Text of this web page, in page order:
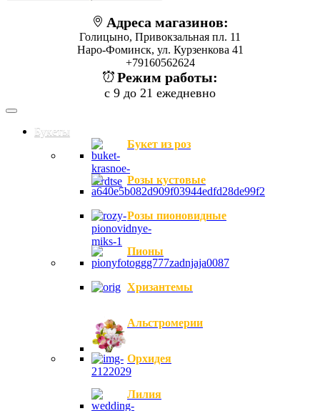
Адреса магазинов:
Голицыно, Привокзальная пл. 11
Наро-Фоминск, ул. Курзенкова 41
+79160562624
Режим работы:
с 9 до 21 ежедневно
Букеты
Букет из роз
Розы кустовые
Розы пионовидные
Пионы
Хризантемы
Альстромерии
Орхидея
Лилия